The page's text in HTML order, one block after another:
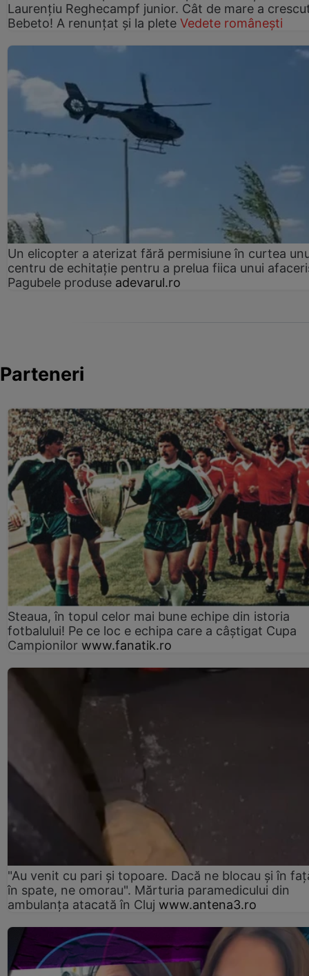
Laurențiu Reghecampf junior. Cât de mare a
Bebeto! A renunțat și la plete Vedete românești
Un elicopter a aterizat fără permisiune în curtea
centru de echitație pentru a prelua fiica unui
Pagubele produse adevarul.ro
Parteneri
Steaua, în topul celor mai bune echipe din istoria
fotbalului! Pe ce loc e echipa care a câştigat Cupa
Campionilor www.fanatik.ro
"Au venit cu pari și topoare. Dacă ne blocau şi în
în spate, ne omorau". Mărturia paramedicului din
ambulanţa atacată în Cluj www.antena3.ro